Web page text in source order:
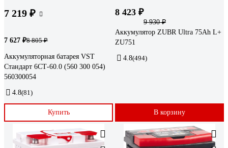
7 219 ₽
7 627 ₽8 805 ₽
Аккумуляторная батарея VST
Стандарт 6СТ-60.0 (560 300 054)
560300054
4.8(81)
Купить
8 423 ₽
9 930 ₽
Аккумулятор ZUBR Ultra 75Ah L+
ZU751
4.8(494)
В корзину